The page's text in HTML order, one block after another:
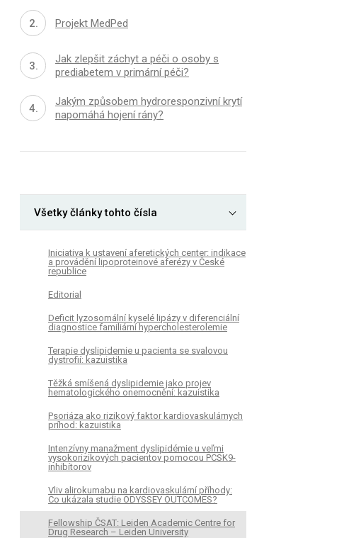
Projekt MedPed
Jak zlepšit záchyt a péči o osoby s
prediabetem v primární péči?
Jakým způsobem hydroresponzivní krytí
napomáhá hojení rány?
Všetky články tohto čísla
Iniciativa k ustavení aferetických center: indikace
a provádění lipoproteinové aferézy v České
republice
Editorial
Deficit lyzosomální kyselé lipázy v diferenciální
diagnostice familiární hypercholesterolemie
Terapie dyslipidemie u pacienta se svalovou
dystrofií: kazuistika
Těžká smíšená dyslipidemie jako projev
hematologického onemocnění: kazuistika
Psoriáza ako rizikový faktor kardiovaskulárnych
príhod: kazuistika
Intenzívny manažment dyslipidémie u veľmi
vysokorizikových pacientov pomocou PCSK9-
inhibítorov
Vliv alirokumabu na kardiovaskulární příhody:
Co ukázala studie ODYSSEY OUTCOMES?
Fellowship ČSAT: Leiden Academic Centre for
Drug Research – Leiden University